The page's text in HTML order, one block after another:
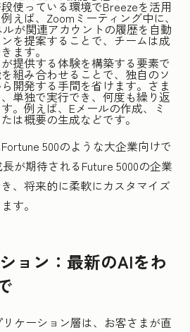
使っている環境でBreezeを活用
えば、Zoomミーティング中に、
が関連アカウントの履歴を自動
を提案することで、チームは成
ます。
提供する体験を構築する要素で
組み合わせることで、独自のソ
開発する手間を省けます。さま
単独で実行でき、何度も繰り返
。例えば、Eメールの作成、ミ
は概要の生成などです。
500のような大企業向けで
が期待されるFuture 5000の企業
、将来的に柔軟にカスタマイズ
す。
ョン：最新のAIをわ
ケーション層は、お客さまが直